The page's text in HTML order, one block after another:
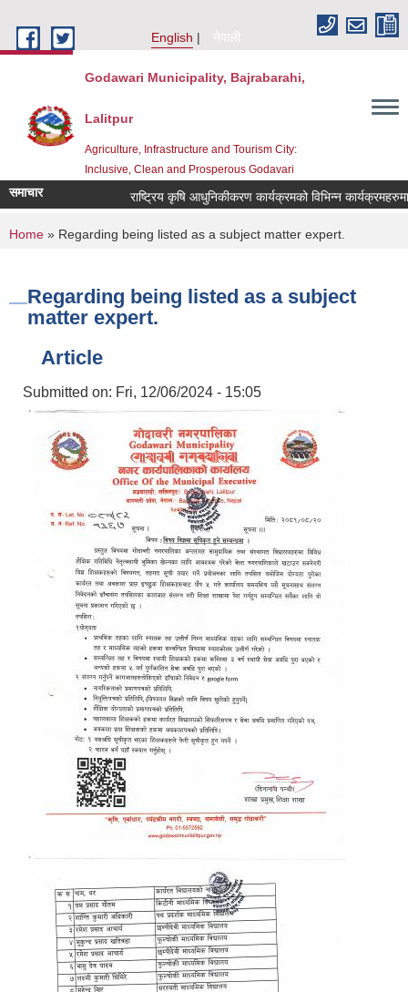
English
नेपाली
Godawari Municipality, Bajrabarahi,
Lalitpur
Agriculture, Infrastructure and Tourism City:
Inclusive, Clean and Prosperous Godavari
समाचार
You are here
Home » Regarding being listed as a subject matter expert.
Regarding being listed as a subject
matter expert.
Article
Submitted on: Fri, 12/06/2024 - 15:05